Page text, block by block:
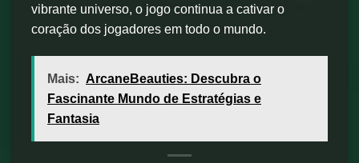
vibrante universo, o jogo continua a cativar o
coração dos jogadores em todo o mundo.
Mais: ArcaneBeauties: Descubra o
Fascinante Mundo de Estratégias e
Fantasia